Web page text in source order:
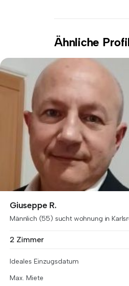
Ähnliche
Giuseppe R.
Männlich (55) sucht wohnung in
2 Zimmer
Ideales Einzugsdatum
Max. Miete